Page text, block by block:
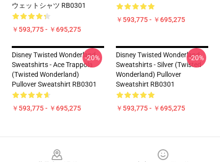
ウェットシャツ RB0301
￥593,775 - ￥695,275
￥593,775 - ￥695,275
Disney Twisted Wonderland
Sweatshirts - Ace Trappola
(Twisted Wonderland)
Pullover Sweatshirt RB0301
￥593,775 - ￥695,275
-20%
Disney Twisted Wonderland
Sweatshirts - Silver (Twisted
Wonderland) Pullover
Sweatshirt RB0301
￥593,775 - ￥695,275
-20%